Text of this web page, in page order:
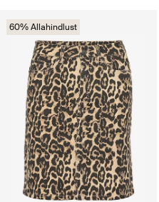
60% Allahindlust